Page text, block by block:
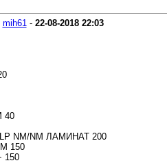
mih61- 22-08-2018 22:03
40
NM/NM ЛАМИНАТ 200
150
150